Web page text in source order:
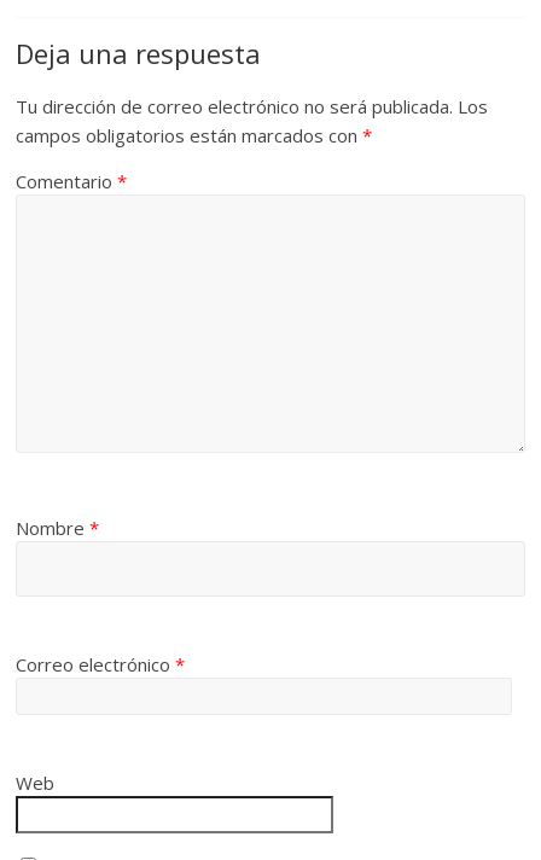
Deja una respuesta
Tu dirección de correo electrónico no será publicada. Los
campos obligatorios están marcados con*
Comentario*
Nombre*
Correo electrónico*
Web